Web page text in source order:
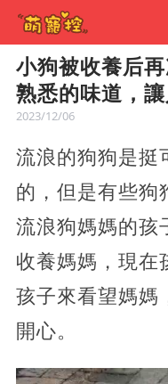
小狗被收養后
熟悉的味道，
2023/12/06
流浪的狗狗是挺
的，但是有些狗
流浪狗媽媽的孩
收養媽媽，現在
孩子來看望媽媽
開心。